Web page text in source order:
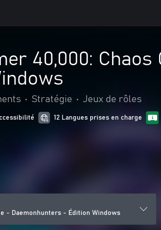
40,000:
• Stratégie • Jeux de rôles
12 Langues prises en charge
- Daemonhunters - Édition Windows